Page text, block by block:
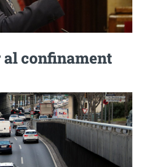
al confinament